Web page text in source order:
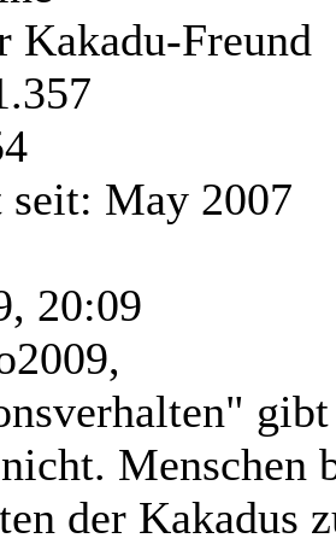
Kakadu-Freund
May 2007
20:09
Menschen
der Kakadus